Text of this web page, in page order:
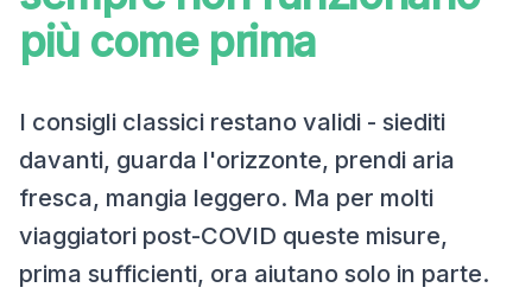
più come prima
I consigli classici restano validi - siediti
davanti, guarda l'orizzonte, prendi aria
fresca, mangia leggero. Ma per molti
viaggiatori post-COVID queste misure,
prima sufficienti, ora aiutano solo in parte.